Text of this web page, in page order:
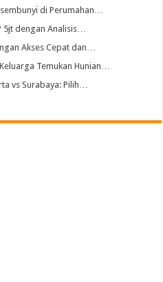
di Perumahan…
5jt dengan Analisis…
Akses Cepat dan…
Temukan Hunian…
vs Surabaya: Pilih…